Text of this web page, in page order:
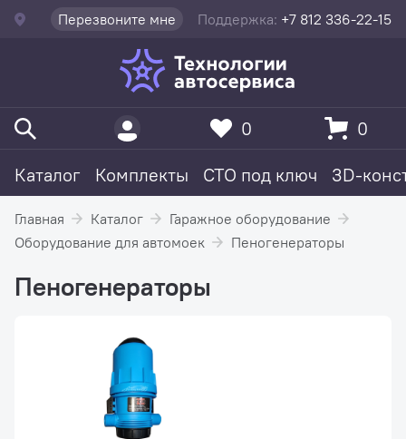
Перезвоните мне Поддержка: +7 812 336-22-15
Каталог Комплекты СТО под ключ 3D-
0 0
Главная Каталог
Гаражное оборудование
Оборудование для автомоек
Пеногенераторы
Пеногенераторы